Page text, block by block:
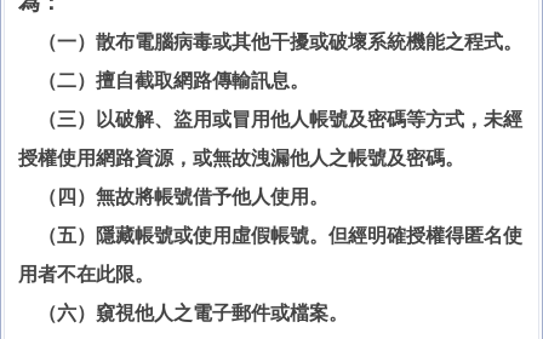
（一）散布電腦病毒或其他干擾或破壞系統機能之程式。
（二）擅自截取網路傳輸訊息。
（三）以破解、盜用或冒用他人帳號及密碼等方式，未經
授權使用網路資源，或無故洩漏他人之帳號及密碼。
（四）無故將帳號借予他人使用。
（五）隱藏帳號或使用虛假帳號。但經明確授權得匿名使
用者不在此限。
（六）窺視他人之電子郵件或檔案。